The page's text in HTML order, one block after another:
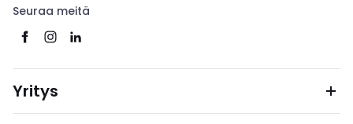
Seuraa meitä
Yritys